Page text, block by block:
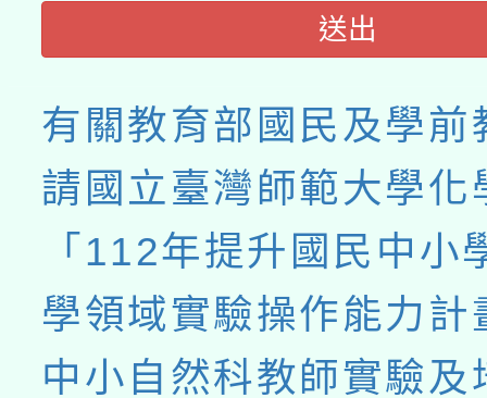
送出
有關教育部國民及學前
請國立臺灣師範大學化
「112年提升國民中小
學領域實驗操作能力計
中小自然科教師實驗及